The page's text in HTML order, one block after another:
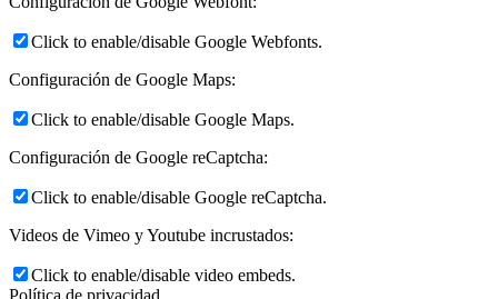
Click to enable/disable Google Webfonts.
Configuración de Google Maps:
Click to enable/disable Google Maps.
Configuración de Google reCaptcha:
Click to enable/disable Google reCaptcha.
Videos de Vimeo y Youtube incrustados:
Click to enable/disable video embeds.
Política de privacidad